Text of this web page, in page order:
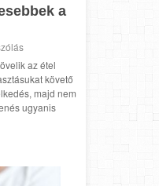
a
az étel
követő
majd nem
ugyanis